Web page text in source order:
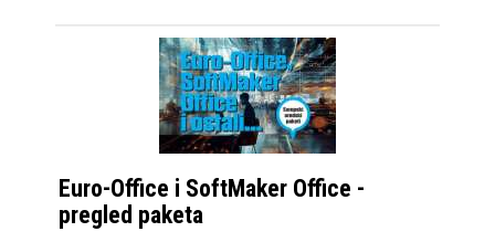
za dobivanje fullscreen
iskustva reže vrlo mali
postotak videa.
Samsung predstavlja i
Euro-Office i SoftMaker Office -
pregled paketa